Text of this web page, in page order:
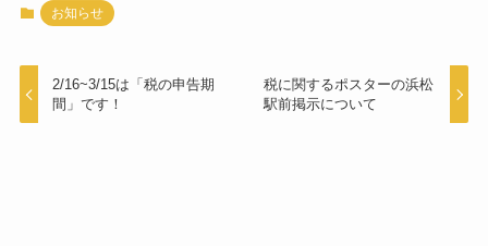
お知らせ
2/16~3/15は「税の申告期
間」です！
税に関するポスターの浜松
駅前掲示について